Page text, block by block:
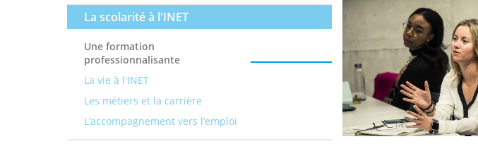
La scolarité à l'INET
Une formation
professionnalisante
La vie à l'INET
Les métiers et la carrière
L’accompagnement vers l’emploi